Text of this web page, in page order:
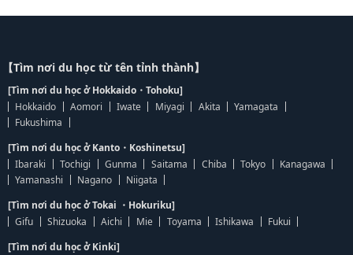
【Tìm nơi du học từ tên tỉnh thành】
[Tìm nơi du học ở Hokkaido・Tohoku]
Hokkaido
Aomori Iwate Miyagi Akita
Yamagata
Fukushima
[Tìm nơi du học ở Kanto・Koshinetsu]
Ibaraki
Tochigi Gunma Saitama Chiba Tokyo
Kanagawa
Yamanashi
Nagano
Niigata
[Tìm nơi du học ở Tokai ・Hokuriku]
Gifu
Shizuoka Aichi Mie Toyama Ishikawa
Fukui
[Tìm nơi du học ở Kinki]